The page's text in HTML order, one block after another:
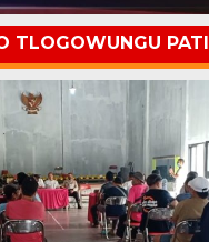
TLOGOWUNGU PATI